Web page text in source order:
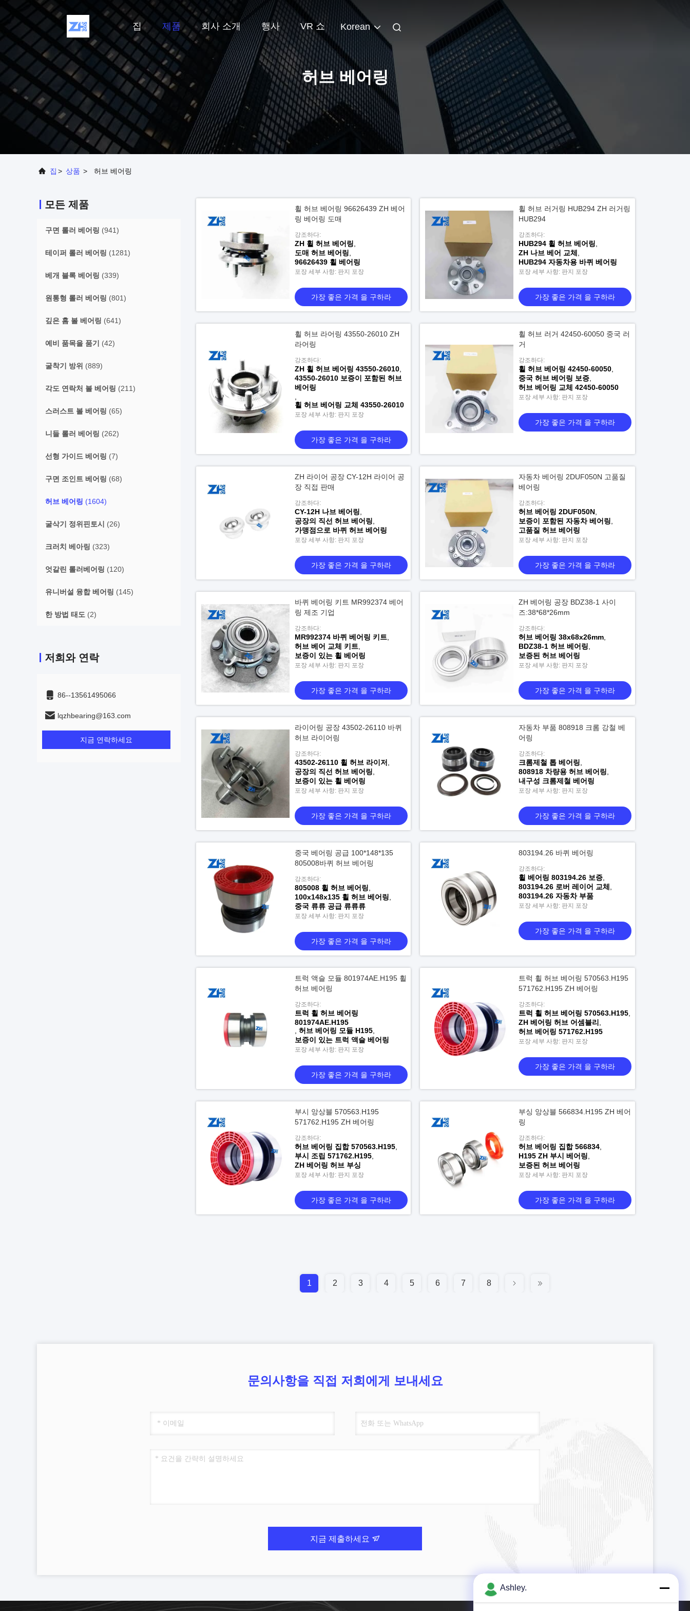
집 제품 회사 소개 행사 VR 쇼 Korean
허브 베어링
집 > 상품 > 허브 베어링
모든 제품
구면 롤러 베어링 (941)
테이퍼 롤러 베어링 (1281)
베개 블록 베어링 (339)
원통형 롤러 베어링 (801)
깊은 홈 볼 베어링 (641)
예비 품목을 품기 (42)
굴착기 방위 (889)
각도 연락처 볼 베어링 (211)
스러스트 볼 베어링 (65)
니들 롤러 베어링 (262)
선형 가이드 베어링 (7)
구면 조인트 베어링 (68)
허브 베어링 (1604)
굴삭기 정위핀토시 (26)
크러치 베아링 (323)
엇갈린 롤러베어링 (120)
유니버설 융합 베어링 (145)
한 방법 태도 (2)
저희와 연락
86--13561495066
lqzhbearing@163.com
지금 연락하세요
휠 허브 베어링 96626439 ZH 베어
링 베어링 도매
강조하다:
ZH 휠 허브 베어링
도매 허브 베어링
96626439 휠 베어링
포장 세부 사항: 판지 포장
가장 좋은 가격 을 구하라
휠 허브 러거링 HUB294 ZH 러거링
HUB294
강조하다:
HUB294 휠 허브 베어링
ZH 나브 베어 교체
HUB294 자동차용 바퀴 베어링
포장 세부 사항: 판지 포장
가장 좋은 가격 을 구하라
휠 허브 라어링 43550-26010 ZH
라어링
강조하다:
ZH 휠 허브 베어링 43550-26010
43550-26010 보증이 포함된 허브
베어링
휠 허브 베어링 교체 43550-26010
포장 세부 사항: 판지 포장
가장 좋은 가격 을 구하라
휠 허브 러거 42450-60050 중국 러
거
강조하다:
휠 허브 베어링 42450-60050
중국 허브 베어링 보증
허브 베어링 교체 42450-60050
포장 세부 사항: 판지 포장
가장 좋은 가격 을 구하라
ZH 라이어 공장 CY-12H 라이어 공
장 직접 판매
강조하다:
CY-12H 나브 베어링
공장의 직선 허브 베어링
가맹점으로 바퀴 허브 베어링
포장 세부 사항: 판지 포장
가장 좋은 가격 을 구하라
자동차 베어링 2DUF050N 고품질
베어링
강조하다:
허브 베어링 2DUF050N
보증이 포함된 자동차 베어링
고품질 허브 베어링
포장 세부 사항: 판지 포장
가장 좋은 가격 을 구하라
바퀴 베어링 키트 MR992374 베어
링 제조 기업
강조하다:
MR992374 바퀴 베어링 키트
허브 베어 교체 키트
보증이 있는 휠 베어링
포장 세부 사항: 판지 포장
가장 좋은 가격 을 구하라
ZH 베어링 공장 BDZ38-1 사이
즈:38*68*26mm
강조하다:
허브 베어링 38x68x26mm
BDZ38-1 허브 베어링
보증된 허브 베어링
포장 세부 사항: 판지 포장
가장 좋은 가격 을 구하라
라이어링 공장 43502-26110 바퀴
허브 라이어링
강조하다:
43502-26110 휠 허브 라이저
공장의 직선 허브 베어링
보증이 있는 휠 베어링
포장 세부 사항: 판지 포장
가장 좋은 가격 을 구하라
자동차 부품 808918 크롬 강철 베
어링
강조하다:
크롬제철 톱 베어링
808918 차량용 허브 베어링
내구성 크롬제철 베어링
포장 세부 사항: 판지 포장
가장 좋은 가격 을 구하라
중국 베어링 공급 100*148*135
805008바퀴 허브 베어링
강조하다:
805008 휠 허브 베어링
100x148x135 휠 허브 베어링
중국 류류 공급 류류류
포장 세부 사항: 판지 포장
가장 좋은 가격 을 구하라
803194.26 바퀴 베어링
강조하다:
휠 베어링 803194.26 보증
803194.26 로버 레이어 교체
803194.26 자동차 부품
포장 세부 사항: 판지 포장
가장 좋은 가격 을 구하라
트럭 액슬 모듈 801974AE.H195 휠
허브 베어링
강조하다:
트럭 휠 허브 베어링
801974AE.H195
허브 베어링 모듈 H195
보증이 있는 트럭 액슬 베어링
포장 세부 사항: 판지 포장
가장 좋은 가격 을 구하라
트럭 휠 허브 베어링 570563.H195
571762.H195 ZH 베어링
강조하다:
트럭 휠 허브 베어링 570563.H195
ZH 베어링 허브 어셈블리
허브 베어링 571762.H195
포장 세부 사항: 판지 포장
가장 좋은 가격 을 구하라
부시 앙상블 570563.H195
571762.H195 ZH 베어링
강조하다:
허브 베어링 집합 570563.H195
부시 조립 571762.H195
ZH 베어링 허브 부싱
포장 세부 사항: 판지 포장
가장 좋은 가격 을 구하라
부싱 앙상블 566834.H195 ZH 베어
링
강조하다:
허브 베어링 집합 566834
H195 ZH 부시 베어링
보증된 허브 베어링
포장 세부 사항: 판지 포장
가장 좋은 가격 을 구하라
1 2 3 4 5 6 7 8
문의사항을 직접 저희에게 보내세요
지금 제출하세요
Ashley.